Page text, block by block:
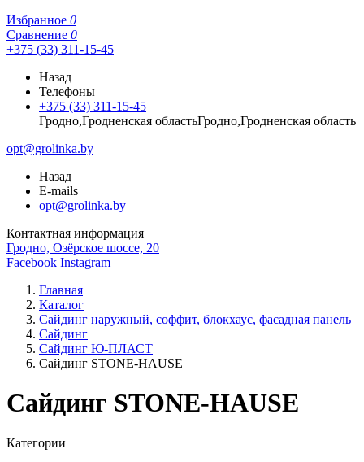
Избранное 0
Сравнение 0
+375 (33) 311-15-45
Назад
Телефоны
+375 (33) 311-15-45
Гродно,Гродненская областьГродно,Гродненская область
opt@grolinka.by
Назад
E-mails
opt@grolinka.by
Контактная информация
Гродно, Озёрское шоссе, 20
Facebook Instagram
Главная
Каталог
Сайдинг наружный, соффит, блокхаус, фасадная панель
Сайдинг
Сайдинг Ю-ПЛАСТ
Сайдинг STONE-HAUSE
Сайдинг STONE-HAUSE
Категории